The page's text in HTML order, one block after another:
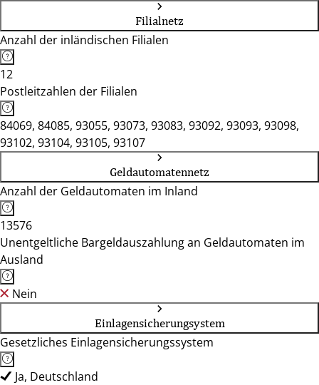
Filialnetz
Anzahl der inländischen Filialen
12
Postleitzahlen der Filialen
84069, 84085, 93055, 93073, 93083, 93092, 93093, 93098,
93102, 93104, 93105, 93107
Geldautomatennetz
Anzahl der Geldautomaten im Inland
13576
Unentgeltliche Bargeldauszahlung an Geldautomaten im
Ausland
Nein
Einlagensicherungsystem
Gesetzliches Einlagensicherungssystem
Ja, Deutschland